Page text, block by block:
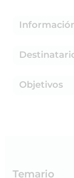
Objetivos
Temario